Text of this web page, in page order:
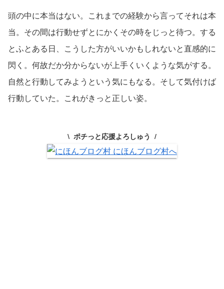
頭の中に本当はない。これまでの経験から言ってそれは本
当。その間は行動せずとにかくその時をじっと待つ。する
とふとある日、こうした方がいいかもしれないと直感的に
閃く。何故だか分からないが上手くいくような気がする。
自然と行動してみようという気にもなる。そして気付けば
行動していた。これがきっと正しい姿。
ポチっと応援よろしゅう